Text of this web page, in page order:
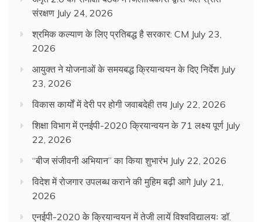
संरक्षण July 24, 2026
श्रमिक कल्याण के लिए प्रतिबद्ध है सरकार: CM July 23,
2026
आयुक्त ने योजनाओं के समयबद्ध क्रियान्वयन के दिए निर्देश July
23, 2026
विकास कार्यों में देरी पर होगी जवाबदेही तय July 22, 2026
शिक्षा विभाग में एनईपी-2020 क्रियान्वयन के 71 लक्ष्य पूर्ण July
22, 2026
“बीज संजीवनी अभियान” का किया शुभारंभ July 22, 2026
विदेश में रोजगार उपलब्ध कराने की मुहिम बढ़ी आगे July 21,
2026
एनईपी-2020 के क्रियान्वयन में तेजी लायें विश्वविद्यालयः डॉ.